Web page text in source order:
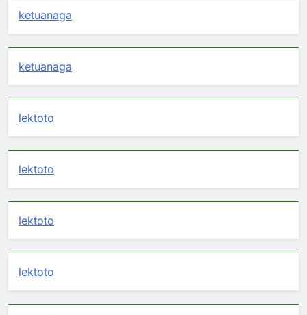
ketuanaga
ketuanaga
lektoto
lektoto
lektoto
lektoto